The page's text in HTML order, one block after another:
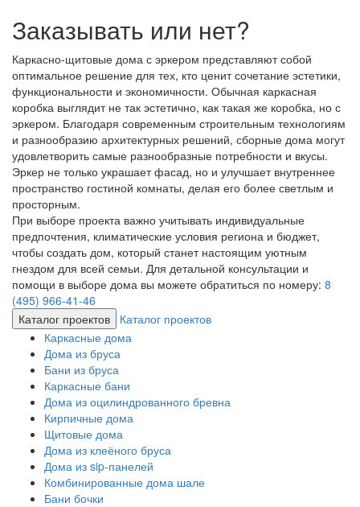
Заказывать или нет?
Каркасно-щитовые дома с эркером представляют собой
оптимальное решение для тех, кто ценит сочетание эстетики,
функциональности и экономичности. Обычная каркасная
коробка выглядит не так эстетично, как такая же коробка, но с
эркером. Благодаря современным строительным технологиям
и разнообразию архитектурных решений, сборные дома могут
удовлетворить самые разнообразные потребности и вкусы.
Эркер не только украшает фасад, но и улучшает внутреннее
пространство гостиной комнаты, делая его более светлым и
просторным.
При выборе проекта важно учитывать индивидуальные
предпочтения, климатические условия региона и бюджет,
чтобы создать дом, который станет настоящим уютным
гнездом для всей семьи. Для детальной консультации и
помощи в выборе дома вы можете обратиться по номеру: 8
(495) 966-41-46
Каталог проектов
Каталог проектов
Каркасные дома
Дома из бруса
Бани из бруса
Каркасные бани
Дома из оцилиндрованного бревна
Кирпичные дома
Щитовые дома
Дома из клеёного бруса
Дома из sip-панелей
Комбинированные дома шале
Бани бочки